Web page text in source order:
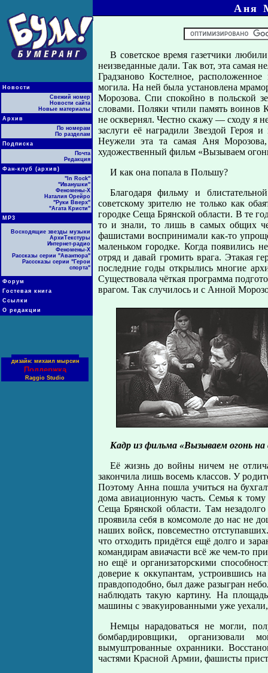
Новости
Свежий номер
Новости сайта
Новые материалы
Архив
По номерам
По разделам
Подписка
Почта
Редакция
Фан-клуб (архив)
"In Rock"
"Иванушки"
Феномены-Х
Наталия Орейро
"Руки Вверх"
"Агата Кристи"
МР3
Восходящие звезды музыки
АрхиТекстуры
Интернет-радио
Феномены-Х
Рассказы серии "Авантюра"
Расссказы серии "Герои
спорта"
Форум
Гостевая книга
Ссылки
О редакции
дизайн: михаил мырсин
Поддержка
Raggio Studio
Аня
В советское время газетчики
неизведанные дали. Так вот, эта самая
Градзаново Костелное,
могила. На ней была установлена
Морозова. Спи спокойно в польской
словами. Поляки чтили память
не осквернял. Честно скажу — сходу я
заслуги её наградили Звездой
Неужели эта та самая Аня
художественный фильм «Вызываем
И как она попала в Польшу?
Благодаря фильму и
советскому зрителю не только как
городке Сеща Брянской области. В те
то и знали, то лишь в самых общих
фашистами воспринимали как-то
маленьком городке. Когда появились
отряд и давай громить врага. Этакая
последние годы открылись многие
Существовала чёткая программа
врагом. Так случилось и с Анной
Кадр из фильма «Вызываем огонь на
Её жизнь до войны ничем не
закончила лишь восемь классов. У
Поэтому Анна пошла учиться на
дома авиационную часть. Семья к
Сеща Брянской области. Там
проявила себя в комсомоле до нас не
наших войск, повсеместно
что отходить придётся ещё долго и
командирам авиачасти всё же чем-то
но ещё и организаторскими
доверие к оккупантам, устроившись
правдоподобно, был даже разыгран
наблюдать такую картину. На
машины с эвакуированными уже
Немцы нарадоваться не могли,
бомбардировщики,
вымуштрованные охранники.
частями Красной Армии, фашисты